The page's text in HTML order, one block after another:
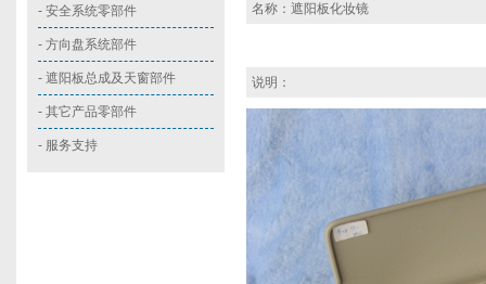
- 安全系统零部件
- 方向盘系统部件
- 遮阳板总成及天窗部件
- 其它产品零部件
- 服务支持
名称：遮阳板化妆镜
说明：